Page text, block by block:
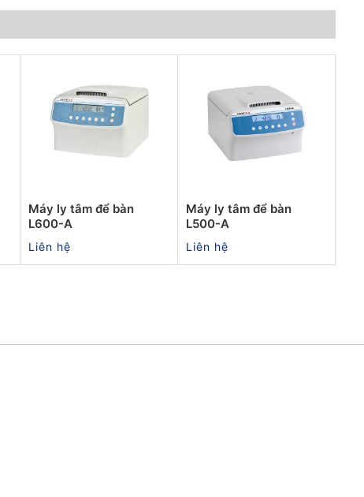
Máy ly tâm để bàn
L600-A
Liên hệ
Máy ly tâm để bàn
L500-A
Liên hệ